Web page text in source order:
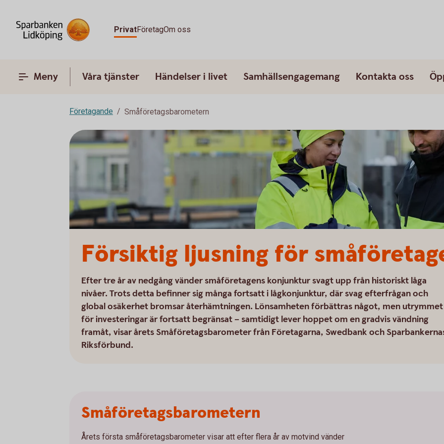
PrivatFöretagOm oss
Meny Våra tjänster Händelser i livet Samhällsengagemang Kontakta oss
Företagande Småföretagsbarometern
Försiktig ljusning för
Efter tre år av nedgång vänder småföretagens konjunktur svagt upp från historiskt låga
nivåer. Trots detta befinner sig många fortsatt i lågkonjunktur, där svag efterfrågan och
global osäkerhet bromsar återhämtningen. Lönsamheten förbättras något, men utrymmet
för investeringar är fortsatt begränsat – samtidigt lever hoppet om en gradvis vändning
framåt, visar årets Småföretagsbarometer från Företagarna, Swedbank och
Riksförbund.
Småföretagsbarometern
Årets första småföretagsbarometer visar att efter flera år av motvind vänder